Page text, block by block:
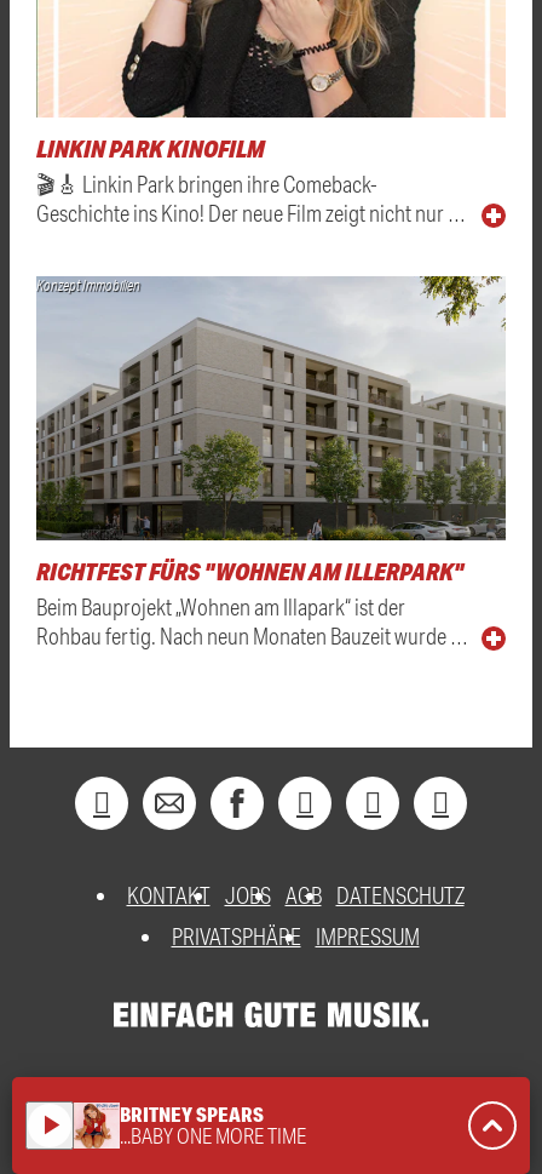
LINKIN PARK KINOFILM
🎬🎸 Linkin Park bringen ihre Comeback-
Geschichte ins Kino! Der neue Film zeigt nicht nur …
Konzept Immobilien
RICHTFEST FÜRS "WOHNEN AM ILLERPARK"
Beim Bauprojekt „Wohnen am Illapark“ ist der
Rohbau fertig. Nach neun Monaten Bauzeit wurde …
KONTAKT JOBS AGB DATENSCHUTZ
PRIVATSPHÄRE
IMPRESSUM
play_arrow BRITNEY SPEARS
...BABY ONE MORE TIME